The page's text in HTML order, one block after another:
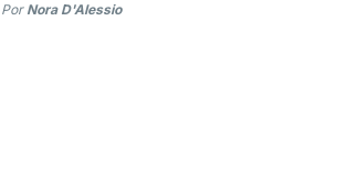
Por Nora D'Alessio